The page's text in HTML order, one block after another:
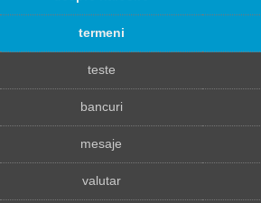
termeni
teste
bancuri
mesaje
valutar